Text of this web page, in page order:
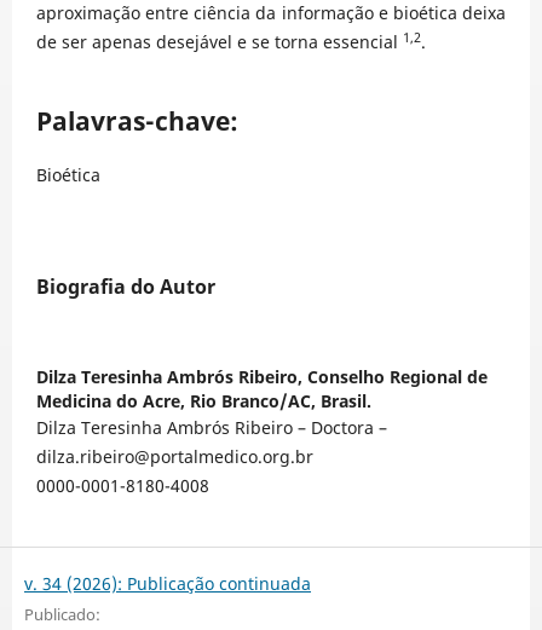
aproximação entre ciência da informação e bioética deixa
de ser apenas desejável e se torna essencial 1,2.
Palavras-chave:
Bioética
Biografia do Autor
Dilza Teresinha Ambrós Ribeiro, Conselho Regional de
Medicina do Acre, Rio Branco/AC, Brasil.
Dilza Teresinha Ambrós Ribeiro – Doctora –
dilza.ribeiro@portalmedico.org.br
0000-0001-8180-4008
v. 34 (2026): Publicação continuada
Publicado: